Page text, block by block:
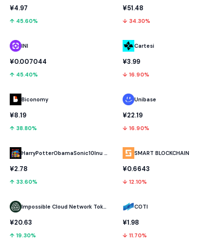
¥4.97
↑ 45.60%
INI
¥0.007044
↑ 45.40%
Biconomy
¥8.19
↑ 38.80%
HarryPotterObamaSonic10Inu (ETH)
¥2.78
↑ 33.60%
Impossible Cloud Network Token
¥20.63
↑ 19.30%
¥51.48
↓ 34.30%
Cartesi
¥3.99
↓ 16.90%
Unibase
¥22.19
↓ 16.90%
SMART BLOCKCHAIN
¥0.6643
↓ 12.10%
COTI
¥1.98
↓ 11.70%